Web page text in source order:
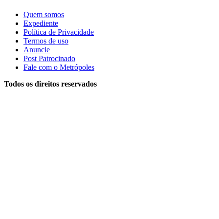
Quem somos
Expediente
Política de Privacidade
Termos de uso
Anuncie
Post Patrocinado
Fale com o Metrópoles
Todos os direitos reservados